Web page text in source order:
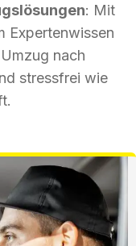
: Mit
Expertenwissen
nach
stressfrei wie